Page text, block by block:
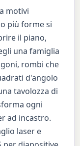
motivi
più forme si
il piano,
una famiglia
rombi che
d'angolo
tavolozza di
ogni
ad incastro.
laser e